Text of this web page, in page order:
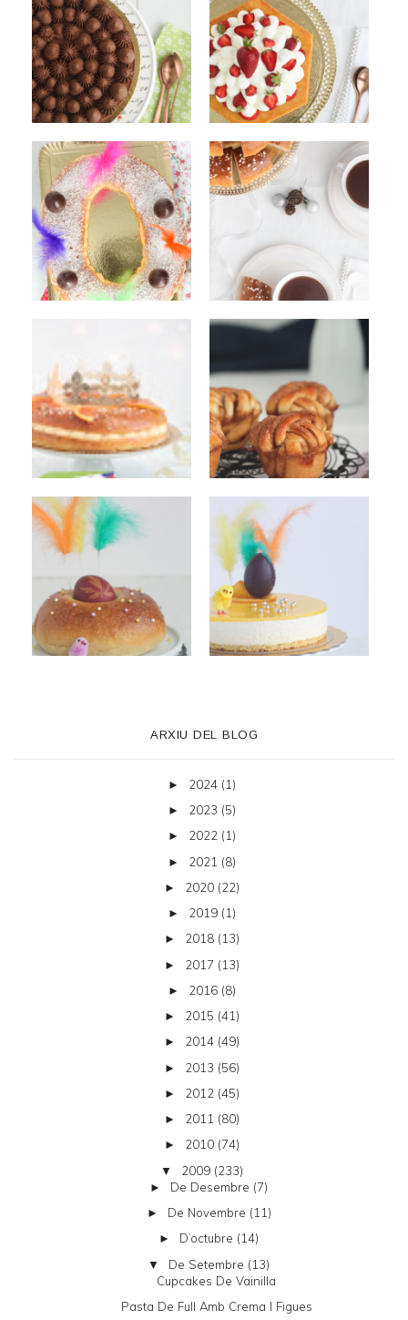
ARXIU DEL BLOG
► 2024 (1)
► 2023 (5)
► 2022 (1)
► 2021 (8)
► 2020 (22)
► 2019 (1)
► 2018 (13)
► 2017 (13)
► 2016 (8)
► 2015 (41)
► 2014 (49)
► 2013 (56)
► 2012 (45)
► 2011 (80)
► 2010 (74)
▼ 2009 (233)
► De Desembre (7)
► De Novembre (11)
► D’octubre (14)
▼ De Setembre (13)
Cupcakes De Vainilla
Pasta De Full Amb Crema I Figues